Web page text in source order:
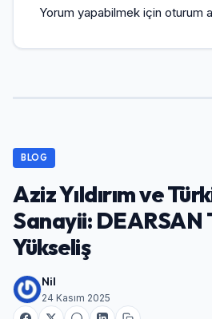
Yorum yapabilmek için oturum
BLOG
Aziz Yıldırım ve
Sanayii: DEARSAN
Yükseliş
Nil
24 Kasım 2025